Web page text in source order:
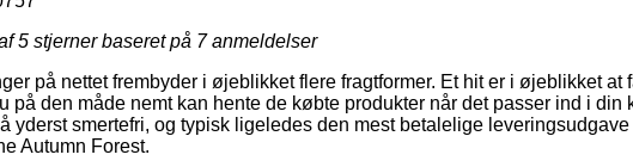
5 stjerner baseret på 7anmeldelser
på nettet frembyder i øjeblikket flere fragtformer. Et hit er i øjeblikket at
på den måde nemt kan hente de købte produkter når det passer ind i din
yderst smertefri, og typisk ligeledes den mest betalelige
Autumn Forest.